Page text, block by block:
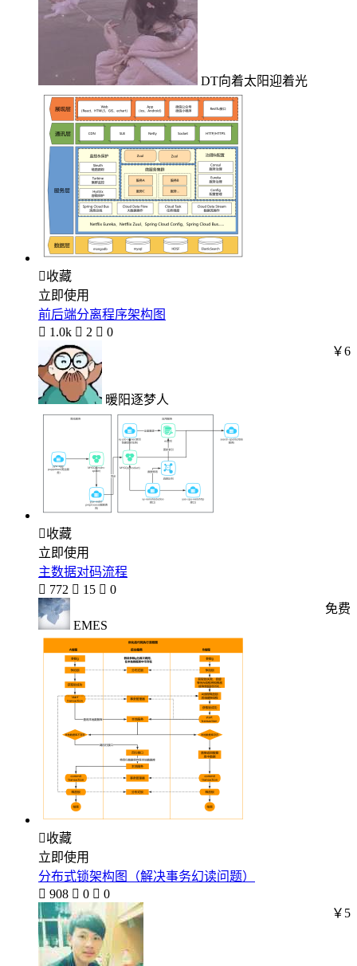
DT向着太阳迎着光
收藏
立即使用
前后端分离程序架构图
 1.0k  2  0
暖阳逐梦人
￥6
收藏
立即使用
主数据对码流程
 772  15  0
EMES
免费
收藏
立即使用
分布式锁架构图（解决事务幻读问题）
 908  0  0
￥5